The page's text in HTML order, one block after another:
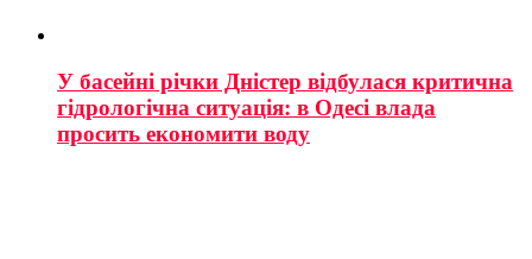
У басейні річки Дністер відбулася критична
гідрологічна ситуація: в Одесі влада
просить економити воду